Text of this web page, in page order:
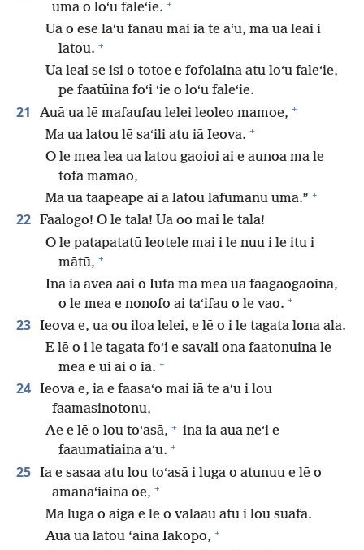
uma o loʻu faleʻie. +
Ua ō ese laʻu fanau mai iā te aʻu, ma ua leai i
latou. +
Ua leai se isi o totoe e fofolaina atu loʻu faleʻie,
pe faatūina foʻi ʻie o loʻu faleʻie.
21 Auā ua lē mafaufau lelei leoleo mamoe, +
Ma ua latou lē saʻili atu iā Ieova. +
O le mea lea ua latou gaoioi ai e aunoa ma le
tofā mamao,
Ma ua taapeape ai a latou lafumanu uma.” +
22 Faalogo! O le tala! Ua oo mai le tala!
O le patapatatū leotele mai i le nuu i le itu i
mātū, +
Ina ia avea aai o Iuta ma mea ua faagaogaoina,
o le mea e nonofo ai taʻifau o le vao. +
23 Ieova e, ua ou iloa lelei, e lē o i le tagata lona ala.
E lē o i le tagata foʻi e savali ona faatonuina le
mea e ui ai o ia. +
24 Ieova e, ia e faasaʻo mai iā te aʻu i lou
faamasinotonu,
Ae e lē o lou toʻasā, + ina ia aua neʻi e
faaumatiaina aʻu. +
25 Ia e sasaa atu lou toʻasā i luga o atunuu e lē o
amanaʻiaina oe, +
Ma luga o aiga e lē o valaau atu i lou suafa.
Auā ua latou ‘aina Iakopo, +